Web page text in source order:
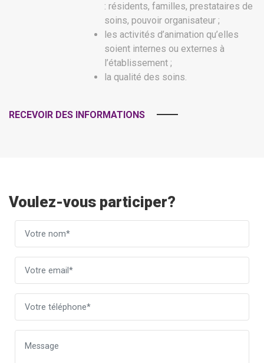
: résidents, familles, prestataires de
soins, pouvoir organisateur ;
les activités d’animation qu’elles
soient internes ou externes à
l’établissement ;
la qualité des soins.
RECEVOIR DES INFORMATIONS
Voulez-vous participer?